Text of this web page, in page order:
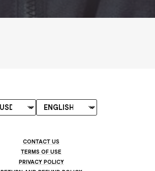
CONTACT US
TERMS OF USE
PRIVACY POLICY